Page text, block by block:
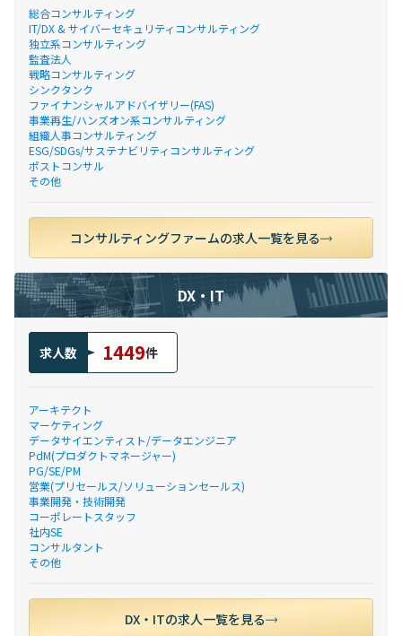
総合コンサルティング
IT/DX & サイバーセキュリティコンサルティング
独立系コンサルティング
監査法人
戦略コンサルティング
シンクタンク
ファイナンシャルアドバイザリー(FAS)
事業再生/ハンズオン系コンサルティング
組織人事コンサルティング
ESG/SDGs/サステナビリティコンサルティング
ポストコンサル
その他
コンサルティングファームの求人一覧を見る
DX・IT
求人数 1449件
アーキテクト
マーケティング
データサイエンティスト/データエンジニア
PdM(プロダクトマネージャー)
PG/SE/PM
営業(プリセールス/ソリューションセールス)
事業開発・技術開発
コーポレートスタッフ
社内SE
コンサルタント
その他
DX・ITの求人一覧を見る